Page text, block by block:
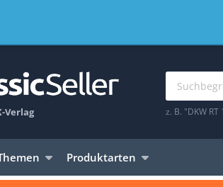
Verlag z. B. "DKW
Produktarten